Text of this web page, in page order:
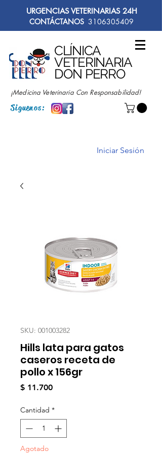
URGENCIAS VETERINARIAS 24H
CONTÁCTANOS 3106305409
CLÍNICA
VETERINARIA
DON PERRO
¡Medicina Veterinaria Con Responsabilidad!
Siguenos:
Iniciar Sesión
SKU: 001003282
Hills lata para gatos
caseros receta de
pollo x 156gr
$ 11.700Precio
Cantidad *
Agotado